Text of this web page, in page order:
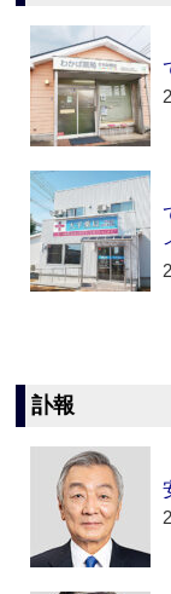
訃報